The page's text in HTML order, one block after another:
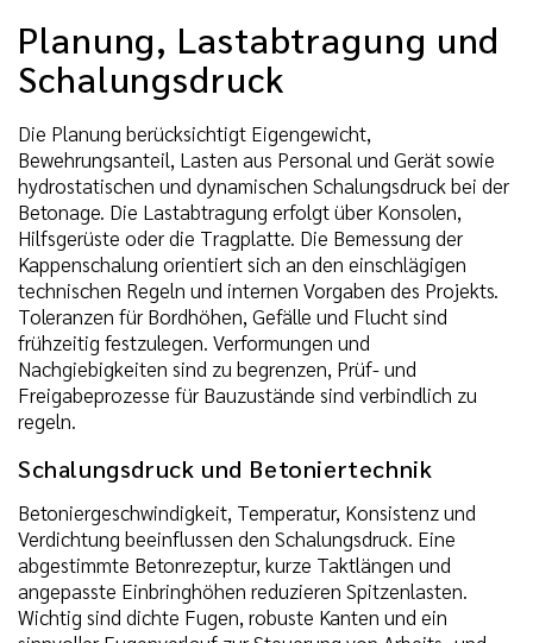
Planung, Lastabtragung und
Schalungsdruck
Die Planung berücksichtigt Eigengewicht,
Bewehrungsanteil, Lasten aus Personal und Gerät sowie
hydrostatischen und dynamischen Schalungsdruck bei der
Betonage. Die Lastabtragung erfolgt über Konsolen,
Hilfsgerüste oder die Tragplatte. Die Bemessung der
Kappenschalung orientiert sich an den einschlägigen
technischen Regeln und internen Vorgaben des Projekts.
Toleranzen für Bordhöhen, Gefälle und Flucht sind
frühzeitig festzulegen. Verformungen und
Nachgiebigkeiten sind zu begrenzen, Prüf- und
Freigabeprozesse für Bauzustände sind verbindlich zu
regeln.
Schalungsdruck und Betoniertechnik
Betoniergeschwindigkeit, Temperatur, Konsistenz und
Verdichtung beeinflussen den Schalungsdruck. Eine
abgestimmte Betonrezeptur, kurze Taktlängen und
angepasste Einbringhöhen reduzieren Spitzenlasten.
Wichtig sind dichte Fugen, robuste Kanten und ein